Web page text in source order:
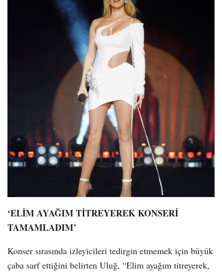
‘ELİM AYAĞIM TİTREYEREK KONSERİ
TAMAMLADIM’
Konser sırasında izleyicileri tedirgin etmemek için büyük
çaba sarf ettiğini belirten Uluğ, “Elim ayağım titreyerek,